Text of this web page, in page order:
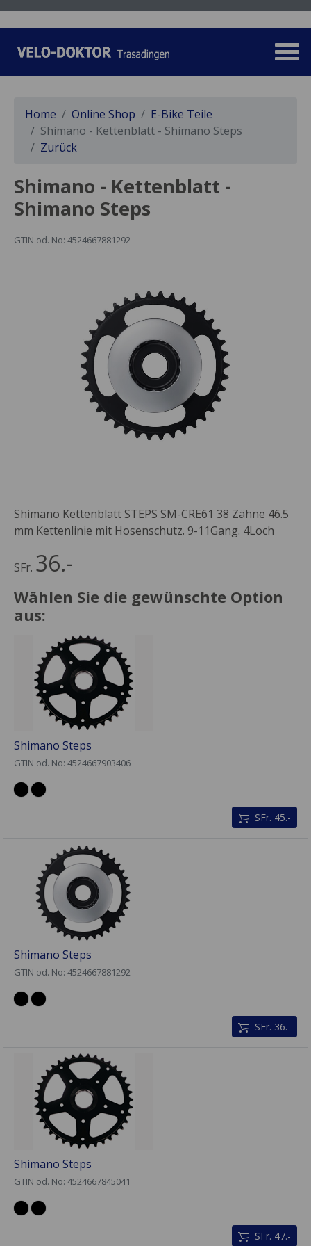
Home Online Shop
E-Bike Teile
Shimano - Kettenblatt - Shimano Steps
Zurück
Shimano - Kettenblatt -
Shimano Steps
GTIN od. No: 4524667881292
Shimano Kettenblatt STEPS SM-CRE61 38 Zähne 46.5
mm Kettenlinie mit Hosenschutz. 9-11Gang. 4Loch
SFr. 36.-
Wählen Sie die gewünschte Option
aus:
Shimano Steps
GTIN od. No: 4524667903406
SFr. 45.-
Shimano Steps
GTIN od. No: 4524667881292
SFr. 36.-
Shimano Steps
GTIN od. No: 4524667845041
SFr. 47.-